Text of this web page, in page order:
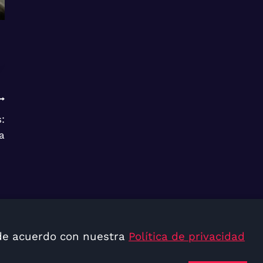
acuerdo con nuestra Política de privacidad